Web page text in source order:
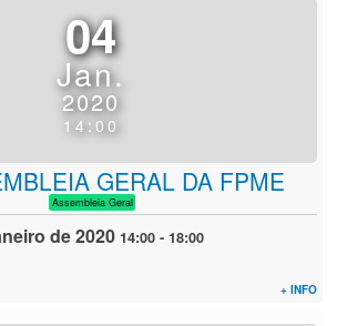
04
Jan.
2020
14:00
GERAL DA FPME
Assembleia Geral
de 2020 14:00 - 18:00
+ INFO